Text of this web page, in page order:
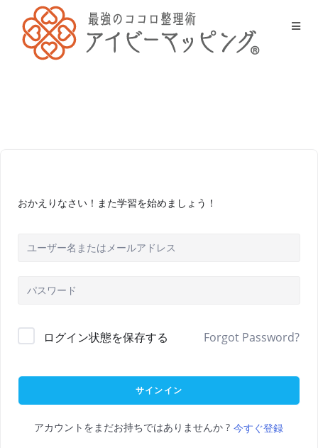
おかえりなさい！また学習を始めましょう！
ログイン状態を保存する Forgot Password?
サインイン
アカウントをまだお持ちではありませんか ? 今すぐ登録